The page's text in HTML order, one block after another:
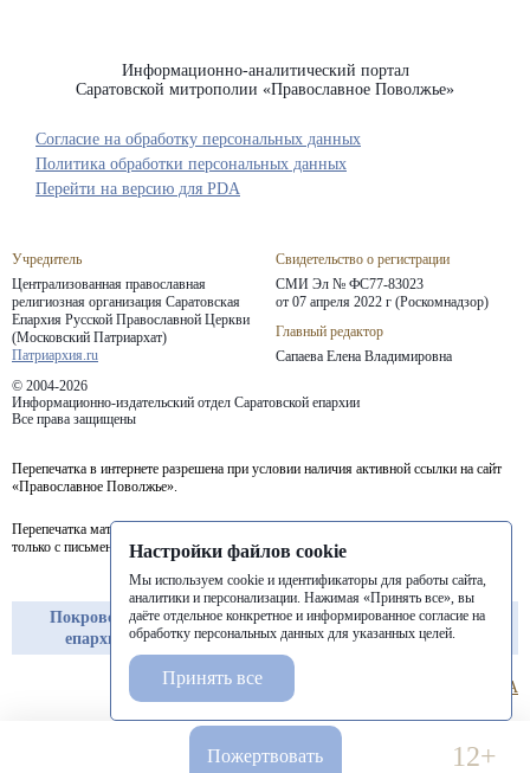
Информационно-аналитический портал
Саратовской митрополии «Православное Поволжье»
Учредитель
Централизованная православная
религиозная организация Саратовская
Епархия Русской Православной Церкви
(Московский Патриархат)
Патриархия.ru
Свидетельство о регистрации
СМИ Эл № ФС77-83023
от 07 апреля 2022 г (Роскомнадзор)
Главный редактор
Сапаева Елена Владимировна
© 2004-2026
Информационно-издательский отдел Саратовской епархии
Все права защищены
Согласие на обработку персональных данных
Политика обработки персональных данных
Перепечатка в интернете разрешена при условии наличия активной ссылки на сайт
«Православное Поволжье».
Перепечатка материалов портала в печатных изданиях (книгах, прессе) возможна
только с письменного разрешения редакции.
Покровская
епархия
Балашовская
епархия
Балаковская
епархия
Перейти на версию для PDA
Пожертвовать 12+
Настройки файлов cookie
Мы используем cookie и идентификаторы для работы сайта,
аналитики и персонализации. Нажимая «Принять все», вы
даёте отдельное конкретное и информированное согласие на
обработку персональных данных для указанных целей.
Принять все